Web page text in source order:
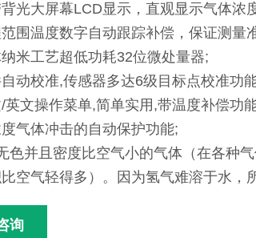
光大屏幕LCD显示，直观显示气体浓
围温度数字自动跟踪补偿，保证测量
米工艺超低功耗32位微处量器;
动校准,传感器多达6级目标点校准功
文操作菜单,简单实用,带温度补偿功
气体冲击的自动保护功能;
色并且密度比空气小的气体（在各种
空气轻得多）。因为氢气难溶于水，
询